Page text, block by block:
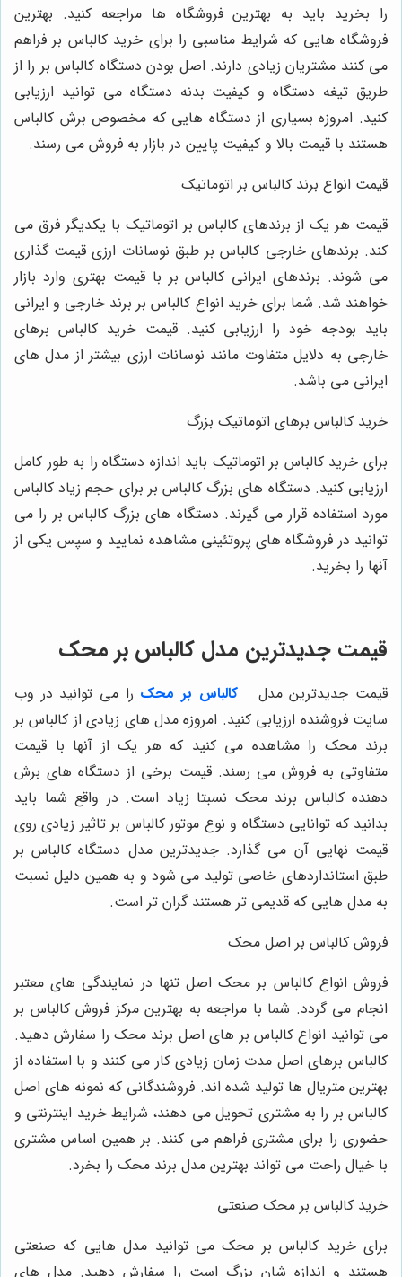
را بخرید باید به بهترین فروشگاه‌ ها مراجعه کنید. بهترین
فروشگاه‌ هایی که شرایط مناسبی را برای خرید کالباس بر فراهم
می‌ کنند مشتریان زیادی دارند. اصل بودن دستگاه کالباس بر را از
طریق تیغه دستگاه و کیفیت بدنه دستگاه می ‌توانید ارزیابی
کنید. امروزه بسیاری از دستگاه‌ هایی که مخصوص برش کالباس
هستند با قیمت بالا و کیفیت پایین در بازار به فروش می ‌رسند.
قیمت انواع برند کالباس بر اتوماتیک
قیمت هر یک از برندهای کالباس بر اتوماتیک با یکدیگر فرق می‌
کند. برندهای خارجی کالباس بر طبق نوسانات ارزی قیمت گذاری
می‌ شوند. برندهای ایرانی کالباس بر با قیمت بهتری وارد بازار
خواهند شد. شما برای خرید انواع کالباس بر برند خارجی و ایرانی
باید بودجه خود را ارزیابی کنید. قیمت خرید کالباس برهای
خارجی به دلایل متفاوت مانند نوسانات ارزی بیشتر از مدل‌ های
ایرانی می‌ باشد.
خرید کالباس برهای اتوماتیک بزرگ
برای خرید کالباس بر اتوماتیک باید اندازه دستگاه را به طور کامل
ارزیابی کنید. دستگاه‌ های بزرگ کالباس بر برای حجم زیاد کالباس
مورد استفاده قرار می ‌گیرند. دستگاه‌ های بزرگ کالباس بر را می
‌توانید در فروشگاه‌ های پروتئینی مشاهده نمایید و سپس یکی از
آنها را بخرید.
قیمت جدیدترین مدل کالباس بر محک
قیمت جدیدترین مدلکالباس بر محک را می‌ توانید در وب
سایت فروشنده ارزیابی کنید. امروزه مدل ‌های زیادی از کالباس بر
برند محک را مشاهده می ‌کنید که هر یک از آنها با قیمت
متفاوتی به فروش می‌ رسند. قیمت برخی از دستگاه‌ های برش
دهنده کالباس برند محک نسبتا زیاد است. در واقع شما باید
بدانید که توانایی دستگاه و نوع موتور کالباس بر تاثیر زیادی روی
قیمت نهایی آن می‌ گذارد. جدیدترین مدل دستگاه کالباس بر
طبق استانداردهای خاصی تولید می ‌شود و به همین دلیل نسبت
به مدل ‌هایی که قدیمی ‌تر هستند گران تر است.
فروش کالباس بر اصل محک
فروش انواع کالباس بر محک اصل تنها در نمایندگی ‌های معتبر
انجام می‌ گردد. شما با مراجعه به بهترین مرکز فروش کالباس بر
می ‌توانید انواع کالباس بر های اصل برند محک را سفارش دهید.
کالباس برهای اصل مدت زمان زیادی کار می ‌کنند و با استفاده از
بهترین متریال ‌ها تولید شده ‌اند. فروشندگانی که نمونه ‌های اصل
کالباس بر را به مشتری تحویل می‌ دهند، شرایط خرید اینترنتی و
حضوری را برای مشتری فراهم می‌ کنند. بر همین اساس مشتری
با خیال راحت می ‌تواند بهترین مدل برند محک را بخرد.
خرید کالباس بر محک صنعتی
برای خرید کالباس بر محک می ‌توانید مدل‌ هایی که صنعتی
هستند و اندازه ‌شان بزرگ است را سفارش دهید. مدل‌ های